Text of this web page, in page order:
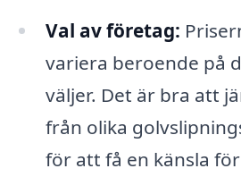
Val av företag:
variera beroende på
väljer. Det är bra att
från olika
för att få en känsla för